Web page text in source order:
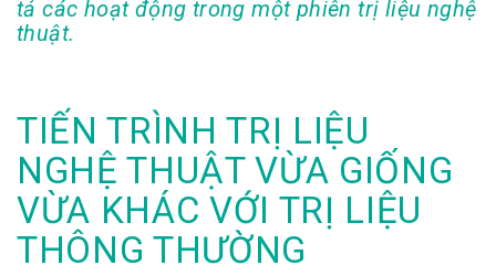
tả các hoạt động trong một phiên trị liệu nghệ
thuật.
TIẾN TRÌNH TRỊ LIỆU
NGHỆ THUẬT VỪA GIỐNG
VỪA KHÁC VỚI TRỊ LIỆU
THÔNG THƯỜNG